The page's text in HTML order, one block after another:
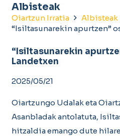
Albisteak
Oiartzun Irratia
Albisteak
“Isiltasunarekin apurtzen”
“Isiltasunarekin
Landetxen
2025/05/21
Oiartzungo Udalak eta
Asanbladak antolatuta,
hitzaldia emango dute